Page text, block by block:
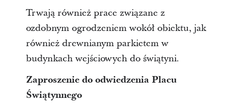
Trwają również prace związane z
ozdobnym ogrodzeniem wokół obiektu, jak
również drewnianym parkietem w
budynkach wejściowych do świątyni.
Zaproszenie do odwiedzenia Placu
Świątynnego